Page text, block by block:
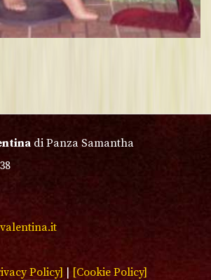
di Panza Samantha
Policy] [Cookie Policy]